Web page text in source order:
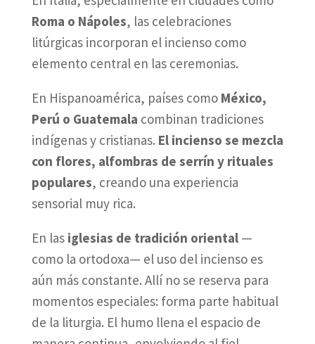
Roma o Nápoles, las celebraciones
litúrgicas incorporan el incienso como
elemento central en las ceremonias.
En Hispanoamérica, países como México,
Perú o Guatemala combinan tradiciones
indígenas y cristianas. El incienso se mezcla
con flores, alfombras de serrín y rituales
populares, creando una experiencia
sensorial muy rica.
En las iglesias de tradición oriental—
como la ortodoxa— el uso del incienso es
aún más constante. Allí no se reserva para
momentos especiales: forma parte habitual
de la liturgia. El humo llena el espacio de